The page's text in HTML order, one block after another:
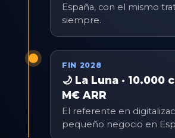
España, con el mismo
siempre.
FIN 2028
🌙 La Luna · 10.000
M€ ARR
El referente en
pequeño negocio en